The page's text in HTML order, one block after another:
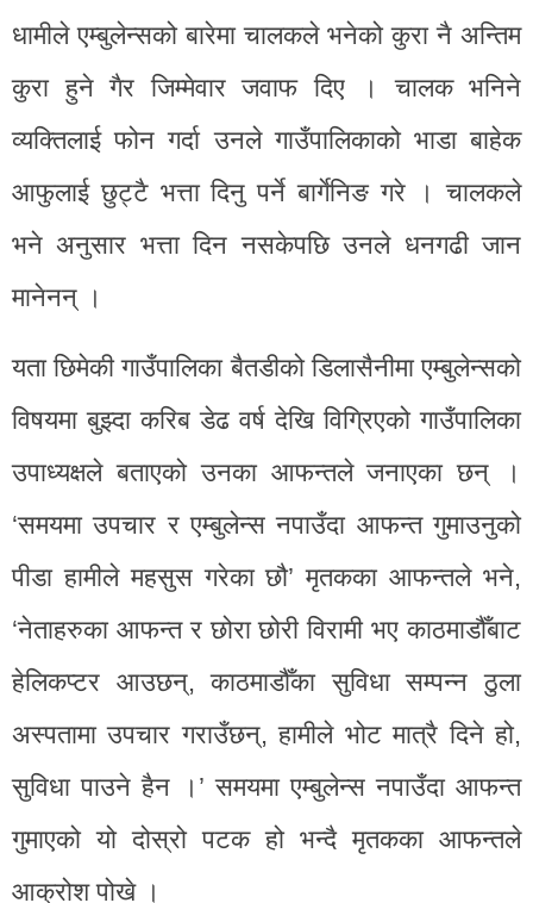
धामीले एम्बुलेन्सको बारेमा चालकले भनेको कुरा नै अन्तिम
कुरा हुने गैर जिम्मेवार जवाफ दिए । चालक भनिने
व्यक्तिलाई फोन गर्दा उनले गाउँपालिकाको भाडा बाहेक
आफुलाई छुट्टै भत्ता दिनु पर्ने बार्गेनिङ गरे । चालकले
भने अनुसार भत्ता दिन नसकेपछि उनले धनगढी जान
मानेनन् ।
यता छिमेकी गाउँपालिका बैतडीको डिलासैनीमा एम्बुलेन्सको
विषयमा बुझ्दा करिब डेढ वर्ष देखि विग्रिएको गाउँपालिका
उपाध्यक्षले बताएको उनका आफन्तले जनाएका छन् ।
‘समयमा उपचार र एम्बुलेन्स नपाउँदा आफन्त गुमाउनुको
पीडा हामीले महसुस गरेका छौ’ मृतकका आफन्तले भने,
‘नेताहरुका आफन्त र छोरा छोरी विरामी भए काठमाडौँबाट
हेलिकप्टर आउछन्, काठमाडौँका सुविधा सम्पन्न ठुला
अस्पतामा उपचार गराउँछन्, हामीले भोट मात्रै दिने हो,
सुविधा पाउने हैन ।’ समयमा एम्बुलेन्स नपाउँदा आफन्त
गुमाएको यो दोस्रो पटक हो भन्दै मृतकका आफन्तले
आक्रोश पोखे ।